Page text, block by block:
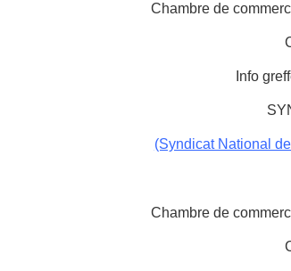
Chambre de
Info
(Syndicat National
Chambre de